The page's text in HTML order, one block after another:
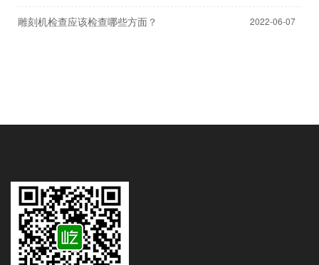
2022-06-07
雕刻机检查应该检查哪些方面？